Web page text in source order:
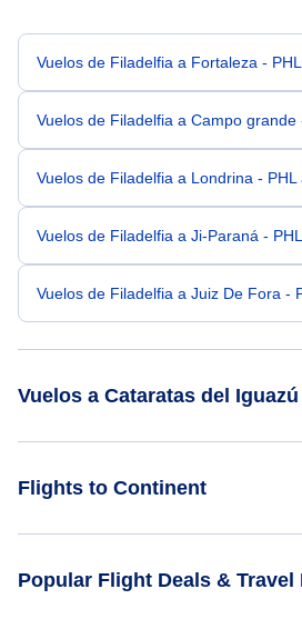
Vuelos de Filadelfia a Fortaleza -
Vuelos de Filadelfia a Campo grande
Vuelos de Filadelfia a Londrina - PHL
Vuelos de Filadelfia a Ji-Paraná -
Vuelos de Filadelfia a Juiz De Fora -
Vuelos a Cataratas del Iguazú
Vuelos de Raleigh-Durham a
Flights to Continent
Popular Flight Deals & Travel